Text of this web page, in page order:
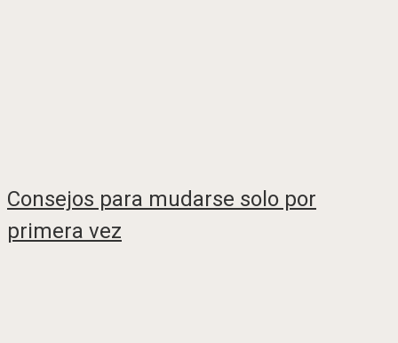
Consejos para mudarse solo por
primera vez